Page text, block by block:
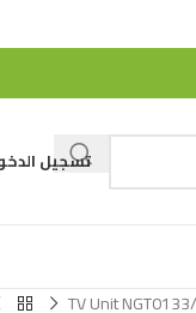
تسجيل
TV Unit NGT0133